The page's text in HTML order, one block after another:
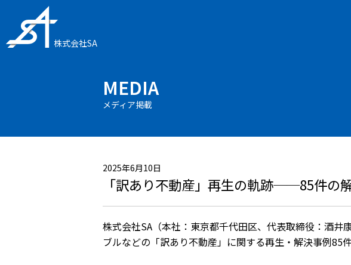
株式会社SA
MEDIA
メディア掲載
2025年6月10日
「訳あり不動産」再生の軌跡──85件の
株式会社SA（本社：東京都千代田区、代表取締役：酒井
ブルなどの「訳あり不動産」に関する再生・解決事例85